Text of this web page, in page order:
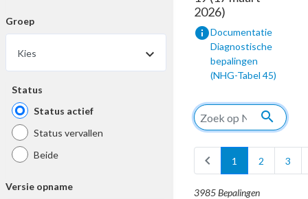
Groep
Kies
Status
Status actief
Status vervallen
Beide
Versie opname
2026)
infoDocumentatie
Diagnostische
bepalingen
(NHG-Tabel 45)
search
chevron_left 1 2 3
3985 Bepalingen